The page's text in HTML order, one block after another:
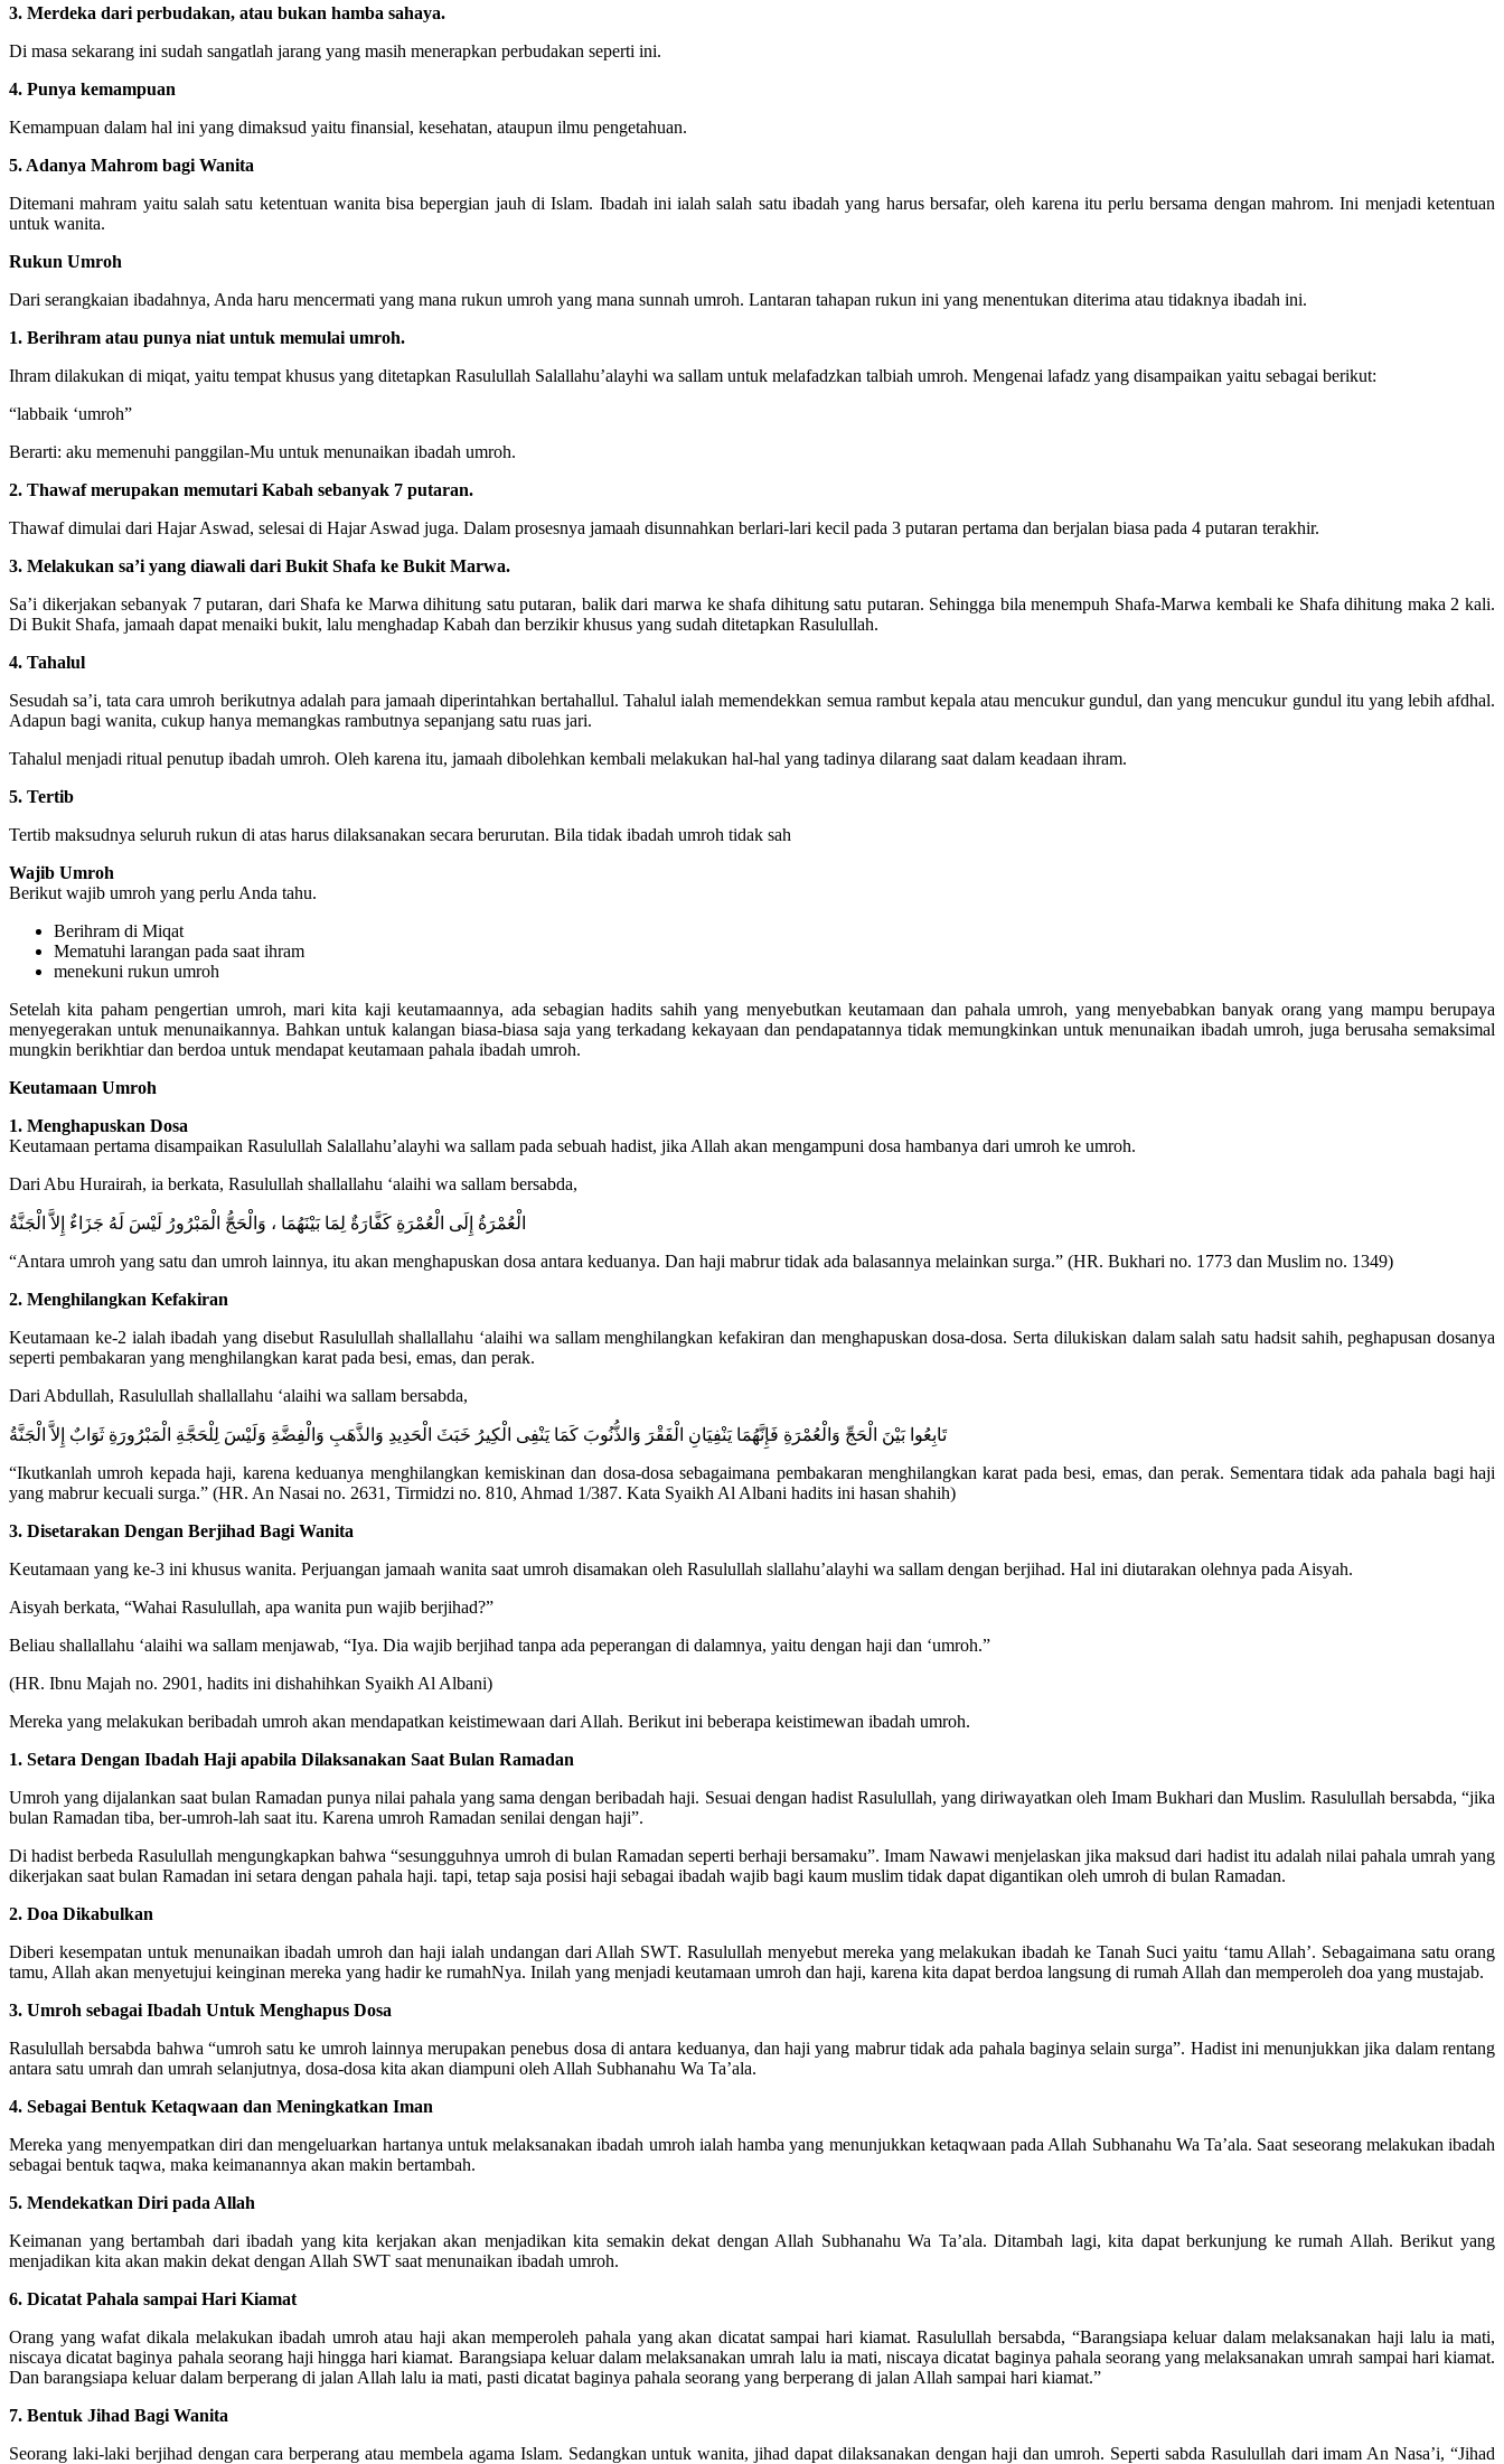
3. Merdeka dari perbudakan, atau bukan hamba sahaya.
Di masa sekarang ini sudah sangatlah jarang yang masih menerapkan perbudakan seperti ini.
4. Punya kemampuan
Kemampuan dalam hal ini yang dimaksud yaitu finansial, kesehatan, ataupun ilmu pengetahuan.
5. Adanya Mahrom bagi Wanita
Ditemani mahram yaitu salah satu ketentuan wanita bisa bepergian jauh di Islam. Ibadah ini ialah salah satu ibadah yang harus bersafar, oleh karena itu perlu bersama dengan mahrom. Ini menjadi ketentuan
untuk wanita.
Rukun Umroh
Dari serangkaian ibadahnya, Anda haru mencermati yang mana rukun umroh yang mana sunnah umroh. Lantaran tahapan rukun ini yang menentukan diterima atau tidaknya ibadah ini.
1. Berihram atau punya niat untuk memulai umroh.
Ihram dilakukan di miqat, yaitu tempat khusus yang ditetapkan Rasulullah Salallahu’alayhi wa sallam untuk melafadzkan talbiah umroh. Mengenai lafadz yang disampaikan yaitu sebagai berikut:
“labbaik ‘umroh”
Berarti: aku memenuhi panggilan-Mu untuk menunaikan ibadah umroh.
2. Thawaf merupakan memutari Kabah sebanyak 7 putaran.
Thawaf dimulai dari Hajar Aswad, selesai di Hajar Aswad juga. Dalam prosesnya jamaah disunnahkan berlari-lari kecil pada 3 putaran pertama dan berjalan biasa pada 4 putaran terakhir.
3. Melakukan sa’i yang diawali dari Bukit Shafa ke Bukit Marwa.
Sa’i dikerjakan sebanyak 7 putaran, dari Shafa ke Marwa dihitung satu putaran, balik dari marwa ke shafa dihitung satu putaran. Sehingga bila menempuh Shafa-Marwa kembali ke Shafa dihitung maka 2 kali.
Di Bukit Shafa, jamaah dapat menaiki bukit, lalu menghadap Kabah dan berzikir khusus yang sudah ditetapkan Rasulullah.
4. Tahalul
Sesudah sa’i, tata cara umroh berikutnya adalah para jamaah diperintahkan bertahallul. Tahalul ialah memendekkan semua rambut kepala atau mencukur gundul, dan yang mencukur gundul itu yang lebih afdhal.
Adapun bagi wanita, cukup hanya memangkas rambutnya sepanjang satu ruas jari.
Tahalul menjadi ritual penutup ibadah umroh. Oleh karena itu, jamaah dibolehkan kembali melakukan hal-hal yang tadinya dilarang saat dalam keadaan ihram.
5. Tertib
Tertib maksudnya seluruh rukun di atas harus dilaksanakan secara berurutan. Bila tidak ibadah umroh tidak sah
Wajib Umroh
Berikut wajib umroh yang perlu Anda tahu.
Berihram di Miqat
Mematuhi larangan pada saat ihram
menekuni rukun umroh
Setelah kita paham pengertian umroh, mari kita kaji keutamaannya, ada sebagian hadits sahih yang menyebutkan keutamaan dan pahala umroh, yang menyebabkan banyak orang yang mampu berupaya
menyegerakan untuk menunaikannya. Bahkan untuk kalangan biasa-biasa saja yang terkadang kekayaan dan pendapatannya tidak memungkinkan untuk menunaikan ibadah umroh, juga berusaha semaksimal
mungkin berikhtiar dan berdoa untuk mendapat keutamaan pahala ibadah umroh.
Keutamaan Umroh
1. Menghapuskan Dosa
Keutamaan pertama disampaikan Rasulullah Salallahu’alayhi wa sallam pada sebuah hadist, jika Allah akan mengampuni dosa hambanya dari umroh ke umroh.
Dari Abu Hurairah, ia berkata, Rasulullah shallallahu ‘alaihi wa sallam bersabda,
الْعُمْرَةُ إِلَى الْعُمْرَةِ كَفَّارَةٌ لِمَا بَيْنَهُمَا ، وَالْحَجُّ الْمَبْرُورُ لَيْسَ لَهُ جَزَاءٌ إِلاَّ الْجَنَّةُ
“Antara umroh yang satu dan umroh lainnya, itu akan menghapuskan dosa antara keduanya. Dan haji mabrur tidak ada balasannya melainkan surga.” (HR. Bukhari no. 1773 dan Muslim no. 1349)
2. Menghilangkan Kefakiran
Keutamaan ke-2 ialah ibadah yang disebut Rasulullah shallallahu ‘alaihi wa sallam menghilangkan kefakiran dan menghapuskan dosa-dosa. Serta dilukiskan dalam salah satu hadsit sahih, peghapusan dosanya
seperti pembakaran yang menghilangkan karat pada besi, emas, dan perak.
Dari Abdullah, Rasulullah shallallahu ‘alaihi wa sallam bersabda,
تَابِعُوا بَيْنَ الْحَجِّ وَالْعُمْرَةِ فَإِنَّهُمَا يَنْفِيَانِ الْفَقْرَ وَالذُّنُوبَ كَمَا يَنْفِى الْكِيرُ خَبَثَ الْحَدِيدِ وَالذَّهَبِ وَالْفِضَّةِ وَلَيْسَ لِلْحَجَّةِ الْمَبْرُورَةِ ثَوَابٌ إِلاَّ الْجَنَّةُ
“Ikutkanlah umroh kepada haji, karena keduanya menghilangkan kemiskinan dan dosa-dosa sebagaimana pembakaran menghilangkan karat pada besi, emas, dan perak. Sementara tidak ada pahala bagi haji
yang mabrur kecuali surga.” (HR. An Nasai no. 2631, Tirmidzi no. 810, Ahmad 1/387. Kata Syaikh Al Albani hadits ini hasan shahih)
3. Disetarakan Dengan Berjihad Bagi Wanita
Keutamaan yang ke-3 ini khusus wanita. Perjuangan jamaah wanita saat umroh disamakan oleh Rasulullah slallahu’alayhi wa sallam dengan berjihad. Hal ini diutarakan olehnya pada Aisyah.
Aisyah berkata, “Wahai Rasulullah, apa wanita pun wajib berjihad?”
Beliau shallallahu ‘alaihi wa sallam menjawab, “Iya. Dia wajib berjihad tanpa ada peperangan di dalamnya, yaitu dengan haji dan ‘umroh.”
(HR. Ibnu Majah no. 2901, hadits ini dishahihkan Syaikh Al Albani)
Mereka yang melakukan beribadah umroh akan mendapatkan keistimewaan dari Allah. Berikut ini beberapa keistimewan ibadah umroh.
1. Setara Dengan Ibadah Haji apabila Dilaksanakan Saat Bulan Ramadan
Umroh yang dijalankan saat bulan Ramadan punya nilai pahala yang sama dengan beribadah haji. Sesuai dengan hadist Rasulullah, yang diriwayatkan oleh Imam Bukhari dan Muslim. Rasulullah bersabda, “jika
bulan Ramadan tiba, ber-umroh-lah saat itu. Karena umroh Ramadan senilai dengan haji”.
Di hadist berbeda Rasulullah mengungkapkan bahwa “sesungguhnya umroh di bulan Ramadan seperti berhaji bersamaku”. Imam Nawawi menjelaskan jika maksud dari hadist itu adalah nilai pahala umrah yang
dikerjakan saat bulan Ramadan ini setara dengan pahala haji. tapi, tetap saja posisi haji sebagai ibadah wajib bagi kaum muslim tidak dapat digantikan oleh umroh di bulan Ramadan.
2. Doa Dikabulkan
Diberi kesempatan untuk menunaikan ibadah umroh dan haji ialah undangan dari Allah SWT. Rasulullah menyebut mereka yang melakukan ibadah ke Tanah Suci yaitu ‘tamu Allah’. Sebagaimana satu orang
tamu, Allah akan menyetujui keinginan mereka yang hadir ke rumahNya. Inilah yang menjadi keutamaan umroh dan haji, karena kita dapat berdoa langsung di rumah Allah dan memperoleh doa yang mustajab.
3. Umroh sebagai Ibadah Untuk Menghapus Dosa
Rasulullah bersabda bahwa “umroh satu ke umroh lainnya merupakan penebus dosa di antara keduanya, dan haji yang mabrur tidak ada pahala baginya selain surga”. Hadist ini menunjukkan jika dalam rentang
antara satu umrah dan umrah selanjutnya, dosa-dosa kita akan diampuni oleh Allah Subhanahu Wa Ta’ala.
4. Sebagai Bentuk Ketaqwaan dan Meningkatkan Iman
Mereka yang menyempatkan diri dan mengeluarkan hartanya untuk melaksanakan ibadah umroh ialah hamba yang menunjukkan ketaqwaan pada Allah Subhanahu Wa Ta’ala. Saat seseorang melakukan ibadah
sebagai bentuk taqwa, maka keimanannya akan makin bertambah.
5. Mendekatkan Diri pada Allah
Keimanan yang bertambah dari ibadah yang kita kerjakan akan menjadikan kita semakin dekat dengan Allah Subhanahu Wa Ta’ala. Ditambah lagi, kita dapat berkunjung ke rumah Allah. Berikut yang
menjadikan kita akan makin dekat dengan Allah SWT saat menunaikan ibadah umroh.
6. Dicatat Pahala sampai Hari Kiamat
Orang yang wafat dikala melakukan ibadah umroh atau haji akan memperoleh pahala yang akan dicatat sampai hari kiamat. Rasulullah bersabda, “Barangsiapa keluar dalam melaksanakan haji lalu ia mati,
niscaya dicatat baginya pahala seorang haji hingga hari kiamat. Barangsiapa keluar dalam melaksanakan umrah lalu ia mati, niscaya dicatat baginya pahala seorang yang melaksanakan umrah sampai hari kiamat.
Dan barangsiapa keluar dalam berperang di jalan Allah lalu ia mati, pasti dicatat baginya pahala seorang yang berperang di jalan Allah sampai hari kiamat.”
7. Bentuk Jihad Bagi Wanita
Seorang laki-laki berjihad dengan cara berperang atau membela agama Islam. Sedangkan untuk wanita, jihad dapat dilaksanakan dengan haji dan umroh. Seperti sabda Rasulullah dari imam An Nasa’i, “Jihad